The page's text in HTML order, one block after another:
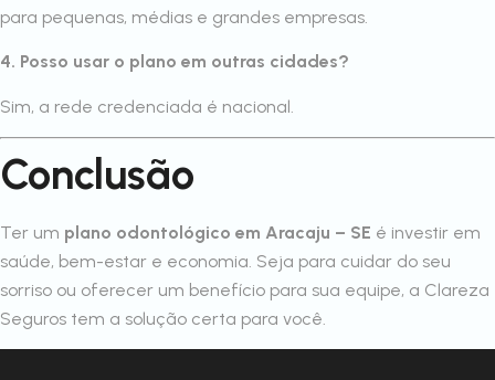
para pequenas, médias e grandes empresas.
4. Posso usar o plano em outras cidades?
Sim, a rede credenciada é nacional.
Conclusão
Ter um plano odontológico em Aracaju – SE é investir em
saúde, bem-estar e economia. Seja para cuidar do seu
sorriso ou oferecer um benefício para sua equipe, a Clareza
Seguros tem a solução certa para você.